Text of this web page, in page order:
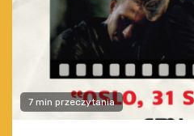
7 min przeczytania